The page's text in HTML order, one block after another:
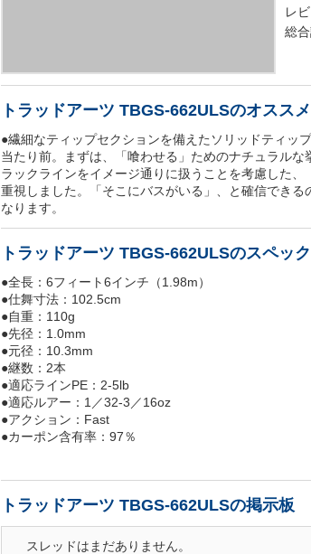
レ
総
トラッドアーツ TBGS-662ULSのオスス
●繊細なティップセクションを備えたソリッドティッ
当たり前。まずは、「喰わせる」ためのナチュラル
ラックラインをイメージ通りに扱うことを考慮した
重視しました。「そこにバスがいる」、と確信でき
なります。
トラッドアーツ TBGS-662ULSのスペック
●全長：6フィート6インチ（1.98m）
●仕舞寸法：102.5cm
●自重：110g
●先径：1.0mm
●元径：10.3mm
●継数：2本
●適応ラインPE：2-5lb
●適応ルアー：1／32-3／16oz
●アクション：Fast
●カーポン含有率：97％
トラッドアーツ TBGS-662ULSの掲示板
スレッドはまだありません。